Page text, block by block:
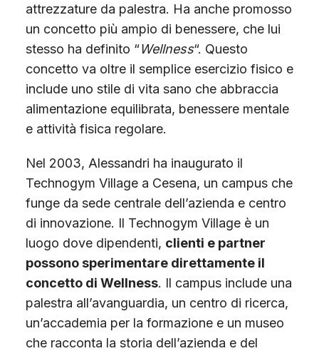
attrezzature da palestra. Ha anche promosso
un concetto più ampio di benessere, che lui
stesso ha definito “Wellness“. Questo
concetto va oltre il semplice esercizio fisico e
include uno stile di vita sano che abbraccia
alimentazione equilibrata, benessere mentale
e attività fisica regolare.
Nel 2003, Alessandri ha inaugurato il
Technogym Village a Cesena, un campus che
funge da sede centrale dell’azienda e centro
di innovazione. Il Technogym Village è un
luogo dove dipendenti, clienti e partner
possono sperimentare direttamente il
concetto di Wellness. Il campus include una
palestra all’avanguardia, un centro di ricerca,
un’accademia per la formazione e un museo
che racconta la storia dell’azienda e del